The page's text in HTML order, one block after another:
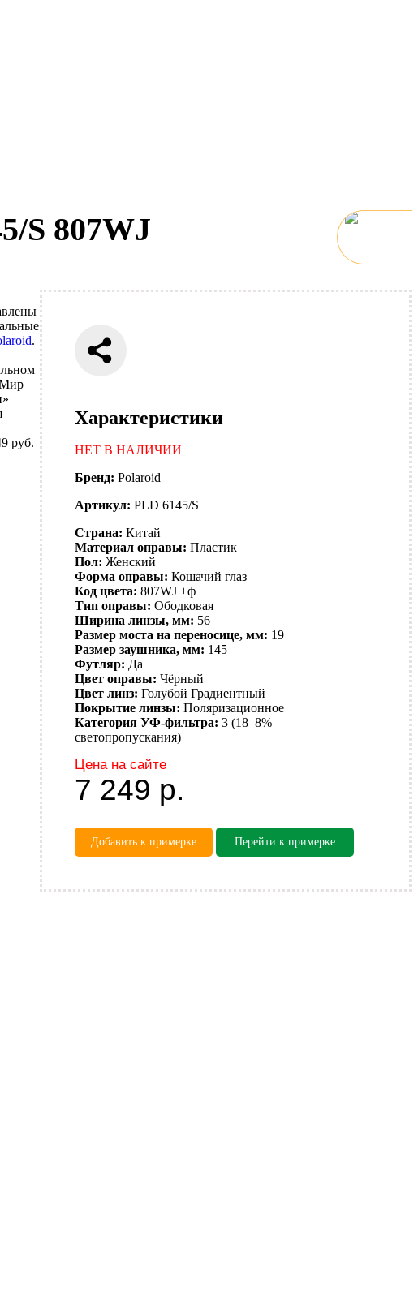
S 807WJ
Характеристики
НЕТ В НАЛИЧИИ
Бренд:Polaroid
Артикул: PLD 6145/S
Страна: Китай
Материал оправы: Пластик
Пол: Женский
Форма оправы: Кошачий глаз
Код цвета: 807WJ +ф
Тип оправы: Ободковая
Ширина линзы, мм: 56
Размер моста на переносице, мм: 19
Размер заушника, мм: 145
Футляр: Да
Цвет оправы: Чёрный
Цвет линз: Голубой Градиентный
Покрытие линзы: Поляризационное
Категория УФ-фильтра: 3 (18–8%
светопропускания)
Цена на сайте
7 249 р.
Добавить к примерке Перейти к примерке
.
руб.